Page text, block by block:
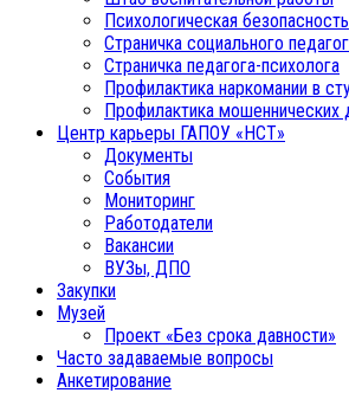
Психологическая безопасность
Страничка социального
Страничка педагога-психолога
Профилактика наркомании в
Профилактика мошеннических
Центр карьеры ГАПОУ «НСТ»
Документы
События
Мониторинг
Работодатели
Вакансии
ВУЗы, ДПО
Закупки
Музей
Проект «Без срока давности»
Часто задаваемые вопросы
Анкетирование